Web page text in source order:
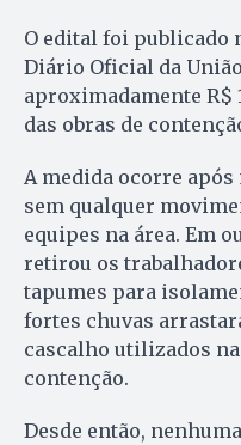
O edital foi publicado
Diário Oficial da
aproximadamente R$
das obras de
A medida ocorre após
sem qualquer
equipes na área. Em
retirou os
tapumes para
fortes chuvas
cascalho utilizados
contenção.
Desde então,